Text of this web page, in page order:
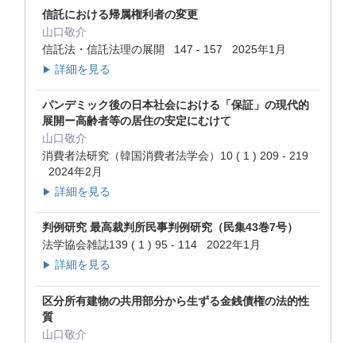
信託における帰属権利者の変更
山口敬介
信託法・信託法理の展開 147 - 157 2025年1月
▶ 詳細を見る
パンデミック後の日本社会における「保証」の現代的
展開ー高齢者等の居住の安定にむけて
山口敬介
消費者法研究（韓国消費者法学会）10 ( 1 ) 209 - 219
2024年2月
▶ 詳細を見る
判例研究 最高裁判所民事判例研究（民集43巻7号）
法学協会雑誌139 ( 1 ) 95 - 114 2022年1月
▶ 詳細を見る
区分所有建物の共用部分から生ずる金銭債権の法的性
質
山口敬介